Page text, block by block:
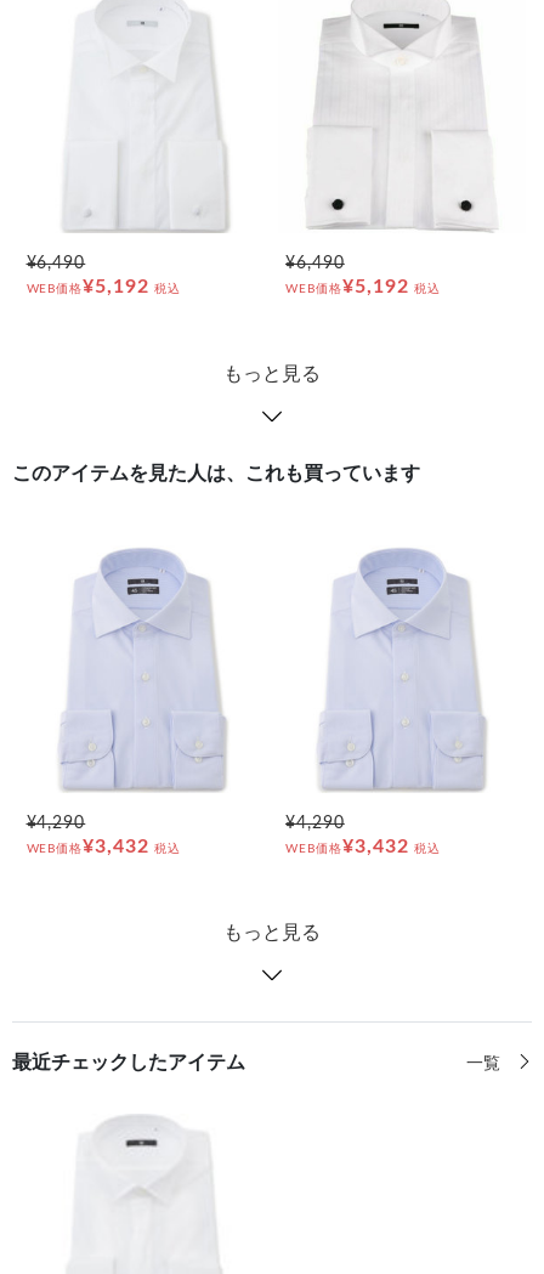
¥6,490
WEB価格¥5,192 税込
¥6,490
WEB価格¥5,192 税込
もっと見る
このアイテムを見た人は、これも買っています
¥4,290
WEB価格¥3,432 税込
¥4,290
WEB価格¥3,432 税込
もっと見る
最近チェックしたアイテム 一覧